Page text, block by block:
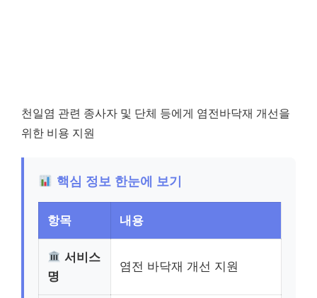
천일염 관련 종사자 및 단체 등에게 염전바닥재 개선을
위한 비용 지원
핵심 정보 한눈에 보기
항목 내용
서비스
명
염전 바닥재 개선 지원